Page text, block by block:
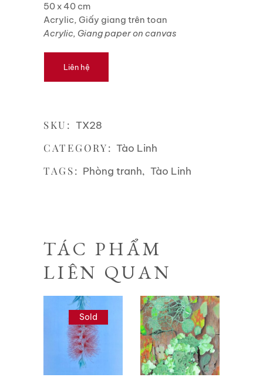
50 x 40 cm
Acrylic, Giấy giang trên toan
Acrylic, Giang paper on canvas
Liên hệ
SKU: TX28
CATEGORY:Tào Linh
TAGS: Phòng tranh, Tào Linh
TÁC PHẨM
LIÊN QUAN
Sold
Liên hệ Liên hệ